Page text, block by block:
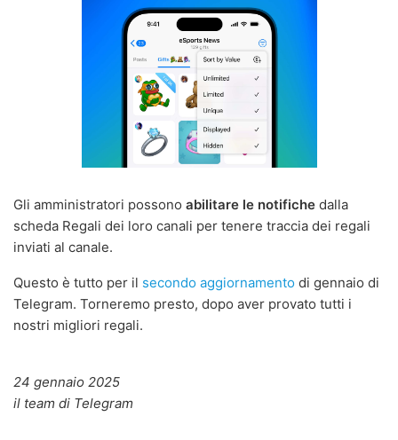
Gli amministratori possono abilitare le notifiche dalla
scheda Regali dei loro canali per tenere traccia dei regali
inviati al canale.
Questo è tutto per il secondo aggiornamento di gennaio di
Telegram. Torneremo presto, dopo aver provato tutti i
nostri migliori regali.
24 gennaio 2025
il team di Telegram